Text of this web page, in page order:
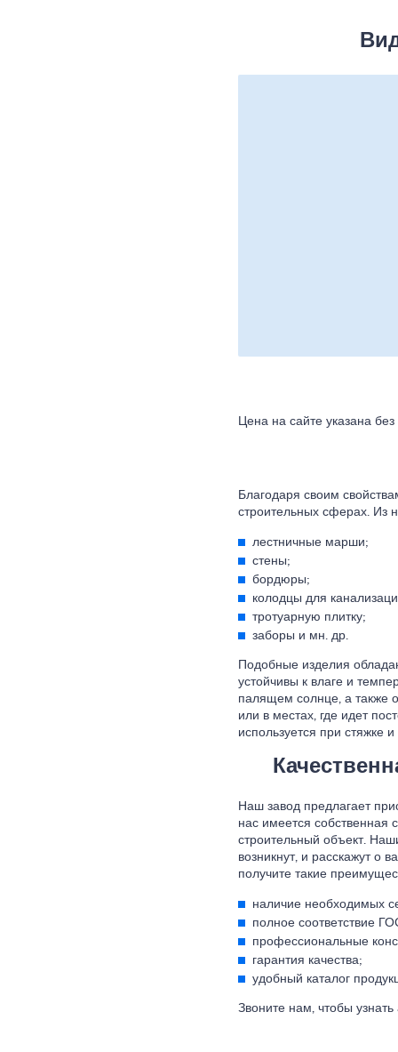
Цена на сайте указана
Благодаря своим
строительных сферах. Из
лестничные марши;
стены;
бордюры;
колодцы для
тротуарную плитку;
заборы и мн. др.
Подобные изделия
устойчивы к влаге и
палящем солнце, а также
или в местах, где идет
используется при стяжке
Наш завод предлагает
нас имеется собственная
строительный объект.
возникнут, и расскажут о
получите такие
наличие необходимых
полное соответствие
профессиональные
гарантия качества;
удобный каталог
Звоните нам, чтобы